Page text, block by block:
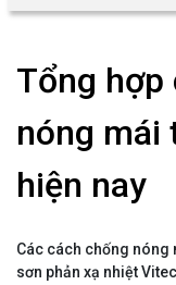
Tổng hợp
nóng mái
hiện nay
Các cách chống nóng
sơn phản xạ nhiệt